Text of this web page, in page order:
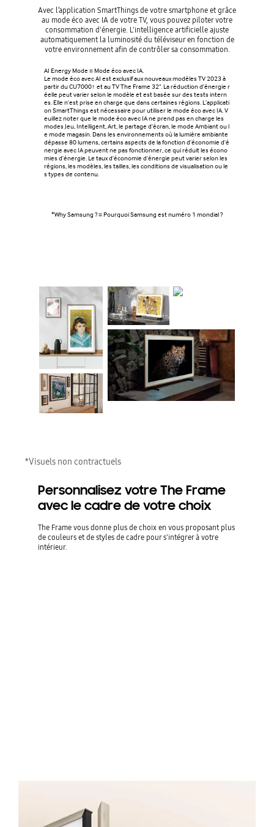
Avec l’application SmartThings de votre smartphone et grâce
au mode éco avec IA de votre TV, vous pouvez piloter votre
consommation d'énergie. L'intelligence artificielle ajuste
automatiquement la luminosité du téléviseur en fonction de
votre environnement afin de contrôler sa consommation.
AI Energy Mode = Mode éco avec IA.
Le mode éco avec AI est exclusif aux nouveaux modèles TV 2023 à
partir du CU7000↑ et au TV The Frame 32". La réduction d'énergie r
éelle peut varier selon le modèle et est basée sur des tests intern
es. Elle n'est prise en charge que dans certaines régions. L'applicati
on SmartThings est nécessaire pour utiliser le mode éco avec IA. V
euillez noter que le mode éco avec IA ne prend pas en charge les
modes Jeu, Intelligent, Art, le partage d'écran, le mode Ambiant ou l
e mode magasin. Dans les environnements où la lumière ambiante
dépasse 80 lumens, certains aspects de la fonction d'économie d'é
nergie avec IA peuvent ne pas fonctionner, ce qui réduit les écono
mies d'énergie. Le taux d'économie d'énergie peut varier selon les
régions, les modèles, les tailles, les conditions de visualisation ou le
s types de contenu.
*Why Samsung ? = Pourquoi Samsung est numéro 1 mondial ?
*Visuels non contractuels
Personnalisez votre The Frame
avec le cadre de votre choix
The Frame vous donne plus de choix en vous proposant plus
de couleurs et de styles de cadre pour s'intégrer à votre
intérieur.